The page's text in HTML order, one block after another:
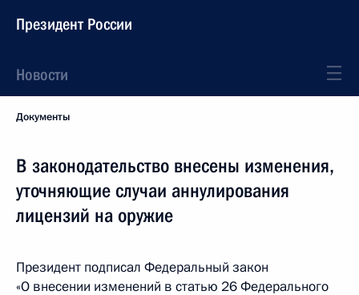
Президент России
Новости
Документы
В законодательство внесены изменения,
уточняющие случаи аннулирования
лицензий на оружие
Президент подписал Федеральный закон
«О внесении изменений в статью 26 Федерального